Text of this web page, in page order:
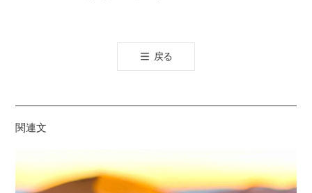
톡
공
기
戻る
関連文